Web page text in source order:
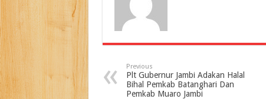
Previous
Plt Gubernur Jambi Adakan Halal
Bihal Pemkab Batanghari Dan
Pemkab Muaro Jambi